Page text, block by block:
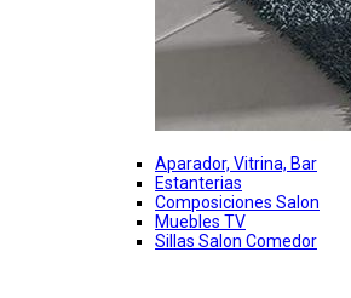
Aparador, Vitrina, Bar
Estanterias
Composiciones Salon
Muebles TV
Sillas Salon Comedor